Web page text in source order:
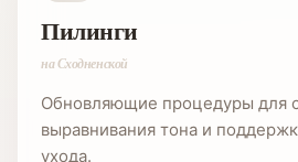
Пилинги
на Сходненской
Обновляющие процедуры для
выравнивания тона и
ухода.